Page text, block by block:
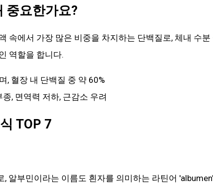
중요한가요?
속에서 가장 많은 비중을 차지하는 단백질로, 체내 수
역할을 합니다.
, 혈장 내 단백질 중 약 60%
, 면역력 저하, 근감소 우려
TOP 7
, 알부민이라는 이름도 흰자를 의미하는 라틴어